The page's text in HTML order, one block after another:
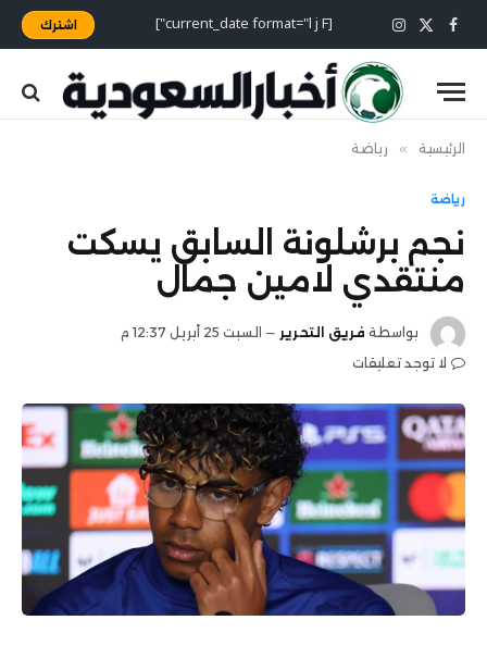
فيسبوك
X
(Twitter)
الانستغرام [current_date format="l j F"] اشترك
الرئيسية » رياضة
رياضة
نجم برشلونة السابق يسكت
منتقدي لامين جمال
بواسطة فريق التحرير
السبت 25 أبريل 12:37 م
لا توجد تعليقات